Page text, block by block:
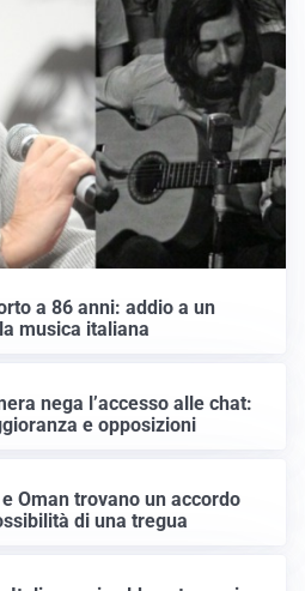
a 86 anni: addio a un
musica italiana
nega l’accesso alle chat:
e opposizioni
Oman trovano un accordo
di una tregua